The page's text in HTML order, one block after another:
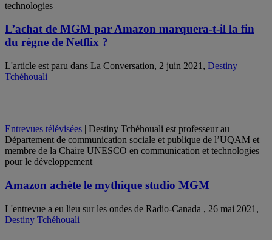
technologies
L’achat de MGM par Amazon marquera-t-il la fin
du règne de Netflix ?
L'article est paru dans La Conversation, 2 juin 2021, Destiny
Tchéhouali
Entrevues télévisées | Destiny Tchéhouali est professeur au
Département de communication sociale et publique de l’UQAM et
membre de la Chaire UNESCO en communication et technologies
pour le développement
Amazon achète le mythique studio MGM
L'entrevue a eu lieu sur les ondes de Radio-Canada , 26 mai 2021,
Destiny Tchéhouali